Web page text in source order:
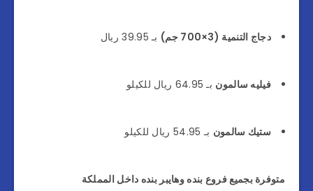
دجاج التنمية (3×700 جم) بـ 39.95 ريال
فيليه سالمون بـ 64.95 ريال للكيلو
ستيك سالمون بـ 54.95 ريال للكيلو
متوفرة بجميع فروع بنده وهايبر بنده داخل المملكة